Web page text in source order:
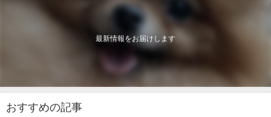
最新情報をお届けします
おすすめの記事